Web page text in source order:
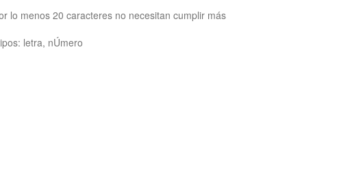
lo menos 20 caracteres no necesitan cumplir más
letra, nÚmero